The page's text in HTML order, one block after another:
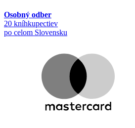
Osobný odber
20 kníhkupectiev
po celom Slovensku